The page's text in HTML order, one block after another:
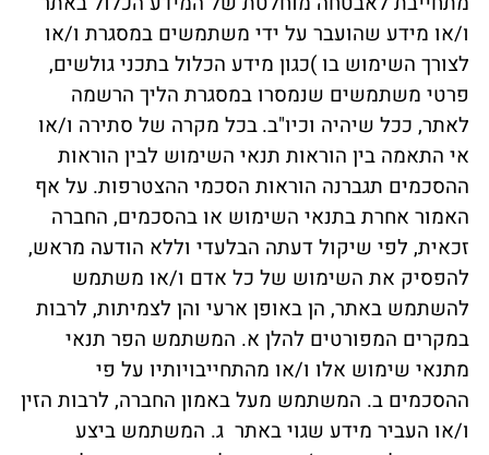
ו/או מידע שהועבר על ידי משתמשים במסגרת ו/או
לצורך השימוש בו )כגון מידע הכלול בתכני גולשים,
פרטי משתמשים שנמסרו במסגרת הליך הרשמה
לאתר, ככל שיהיה וכיו"ב.בכל מקרה של סתירה ו/או
אי התאמה בין הוראות תנאי השימוש לבין הוראות
ההסכמים תגברנה הוראות הסכמי ההצטרפות. על אף
האמור אחרת בתנאי השימוש או בהסכמים, החברה
זכאית, לפי שיקול דעתה הבלעדי וללא הודעה מראש,
להפסיק את השימוש של כל אדם ו/או משתמש
להשתמש באתר, הן באופן ארעי והן לצמיתות, לרבות
במקרים המפורטים להלן א. המשתמש הפר תנאי
מתנאי שימוש אלו ו/או מהתחייבויותיו על פי
ההסכמים ב. המשתמש מעל באמון החברה, לרבות הזין
ו/או העביר מידע שגוי באתר ג. המשתמש ביצע